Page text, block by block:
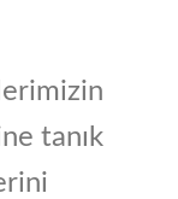
tanık